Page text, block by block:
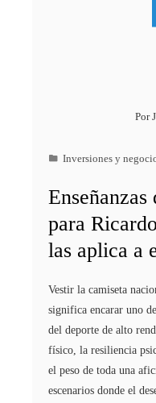
Por
Inversiones y
para
las aplica a
Vestir la camiseta
significa encarar uno
del deporte de alto
físico, la resiliencia
el peso de toda una
escenarios donde el